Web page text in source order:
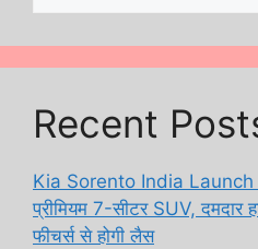
Recent
Kia Sorento India Launch
प्रीमियम 7-सीटर SUV, दमदार
फीचर्स से होगी लैस